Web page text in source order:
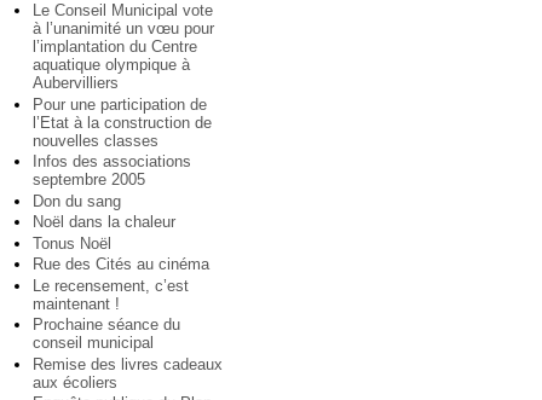
Le Conseil Municipal vote
à l’unanimité un vœu pour
l’implantation du Centre
aquatique olympique à
Aubervilliers
Pour une participation de
l’Etat à la construction de
nouvelles classes
Infos des associations
septembre 2005
Don du sang
Noël dans la chaleur
Tonus Noël
Rue des Cités au cinéma
Le recensement, c’est
maintenant !
Prochaine séance du
conseil municipal
Remise des livres cadeaux
aux écoliers